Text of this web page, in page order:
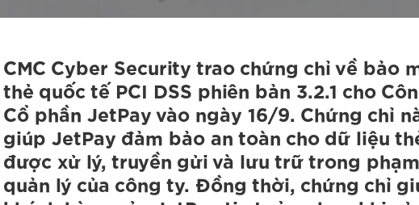
CMC Cyber Security trao chứng chỉ về bảo
thẻ quốc tế PCI DSS phiên bản 3.2.1 cho
Cổ phần JetPay vào ngày 16/9. Chứng chỉ
giúp JetPay đảm bảo an toàn cho dữ liệu
được xử lý, truyền gửi và lưu trữ trong
quản lý của công ty. Đồng thời, chứng chỉ